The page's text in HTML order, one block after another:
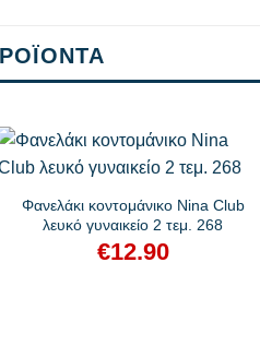
+
Φανελάκι κοντομάνικο Nina Club
λευκό γυναικείο 2 τεμ. 268
€12.90